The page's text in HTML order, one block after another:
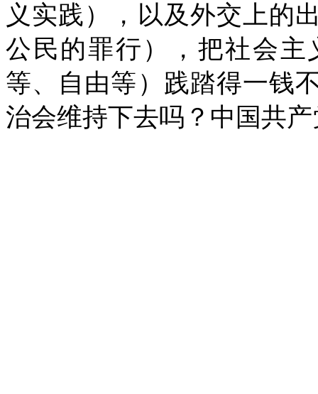
义实践），以及外交上的
公民的罪行），把社会
等、自由等）践踏得一钱
治会维持下去吗？中国共